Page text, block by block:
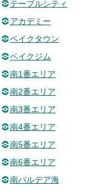
テーブルシティ
アカデミー
ベイクタウン
ベイクジム
南1番エリア
南2番エリア
南3番エリア
南4番エリア
南5番エリア
南6番エリア
南パルデア海